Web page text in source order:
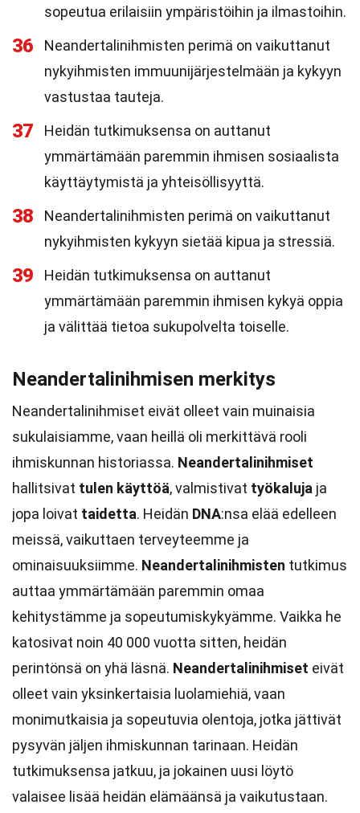
sopeutua erilaisiin ympäristöihin ja ilmastoihin.
36
Neandertalinihmisten perimä on vaikuttanut
nykyihmisten immuunijärjestelmään ja kykyyn
vastustaa tauteja.
37
Heidän tutkimuksensa on auttanut
ymmärtämään paremmin ihmisen sosiaalista
käyttäytymistä ja yhteisöllisyyttä.
38
Neandertalinihmisten perimä on vaikuttanut
nykyihmisten kykyyn sietää kipua ja stressiä.
39
Heidän tutkimuksensa on auttanut
ymmärtämään paremmin ihmisen kykyä oppia
ja välittää tietoa sukupolvelta toiselle.
Neandertalinihmisen merkitys
Neandertalinihmiset eivät olleet vain muinaisia
sukulaisiamme, vaan heillä oli merkittävä rooli
ihmiskunnan historiassa. Neandertalinihmiset
hallitsivat tulen käyttöä, valmistivat työkaluja ja
jopa loivat taidetta. Heidän DNA:nsa elää edelleen
meissä, vaikuttaen terveyteemme ja
ominaisuuksiimme. Neandertalinihmisten tutkimus
auttaa ymmärtämään paremmin omaa
kehitystämme ja sopeutumiskykyämme. Vaikka he
katosivat noin 40 000 vuotta sitten, heidän
perintönsä on yhä läsnä. Neandertalinihmiset eivät
olleet vain yksinkertaisia luolamiehiä, vaan
monimutkaisia ja sopeutuvia olentoja, jotka jättivät
pysyvän jäljen ihmiskunnan tarinaan. Heidän
tutkimuksensa jatkuu, ja jokainen uusi löytö
valaisee lisää heidän elämäänsä ja vaikutustaan.